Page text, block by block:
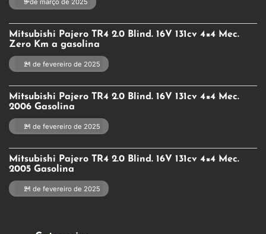
9 de março de 2025
Mitsubishi Pajero TR4 2.0 Blind. 16V 131cv 4×4 Mec.
Zero Km a gasolina
21 de fevereiro de 2025
Mitsubishi Pajero TR4 2.0 Blind. 16V 131cv 4×4 Mec.
2006 Gasolina
21 de fevereiro de 2025
Mitsubishi Pajero TR4 2.0 Blind. 16V 131cv 4×4 Mec.
2005 Gasolina
21 de fevereiro de 2025